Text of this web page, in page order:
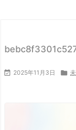
 2025年11月3日 